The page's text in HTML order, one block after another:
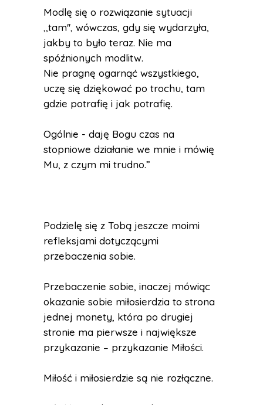
Modlę się o rozwiązanie sytuacji
,,tam'', wówczas, gdy się wydarzyła,
jakby to było teraz. Nie ma
spóźnionych modlitw.
Nie pragnę ogarnąć wszystkiego,
uczę się dziękować po trochu, tam
gdzie potrafię i jak potrafię.
Ogólnie - daję Bogu czas na
stopniowe działanie we mnie i mówię
Mu, z czym mi trudno.”
Podzielę się z Tobą jeszcze moimi
refleksjami dotyczącymi
przebaczenia sobie.
Przebaczenie sobie, inaczej mówiąc
okazanie sobie miłosierdzia to strona
jednej monety, która po drugiej
stronie ma pierwsze i największe
przykazanie – przykazanie Miłości.
Miłość i miłosierdzie są nie rozłączne.